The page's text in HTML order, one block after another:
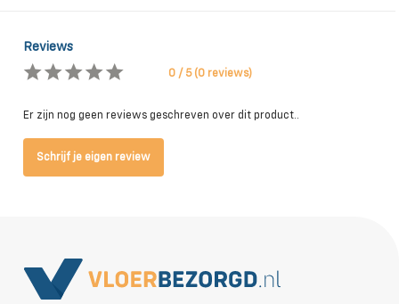
Reviews
0 / 5 (0 reviews)
Er zijn nog geen reviews geschreven over dit product..
Schrijf je eigen review